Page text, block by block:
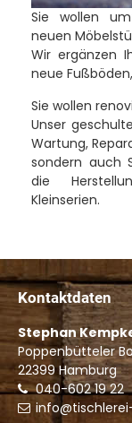
Sie wollen
neuen
Wir ergänzen
neue
Sie wollen
Unser
Wartung,
sondern auch
die
Kleinserien.
Kontaktdaten
Stephan
Poppenbütteler
22399 Hamburg
040-602 19 22